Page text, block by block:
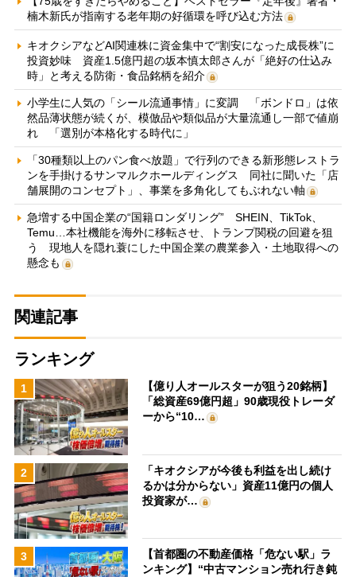
楠木新氏が指南する老年期の好循環を呼び込む方法
キオクシアなどAI関連株に資金集中で“割安になった成長株”に
投資妙味 資産1.5億円超の坂本慎太郎さんが「絶好の仕込み
時」と考える防衛・食品銘柄を紹介
小学生に人気の「シール流通事情」に変調 「ボンドロ」は依
然品薄状態が続くが、模倣品や類似品が大量流通し一部で値崩
れ 「選別が本格化する時代に」
「30種類以上のパン食べ放題」で行列のできる新形態レストラ
ンを手掛けるサンマルクホールディングス 同社に聞いた「店
舗展開のコンセプト」、事業を多角化してもぶれない軸
急増する中国企業の“国籍ロンダリング” SHEIN、TikTok、
Temu…本社機能を海外に移転させ、トランプ関税の回避を狙
う 現地人を隠れ蓑にした中国企業の農業参入・土地取得への
懸念も
関連記事
ランキング
1
【億り人オールスターが狙う20銘柄】
「総資産69億円超」90歳現役トレーダ
ーから“10…
2
「キオクシアが今後も利益を出し続け
るかは分からない」資産11億円の個人
投資家が…
3
【首都圏の不動産価格「危ない駅」ラ
ンキング】“中古マンション売れ行き鈍